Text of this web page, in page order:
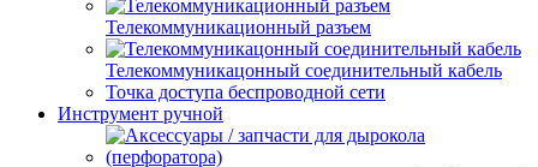
Телекоммуникационный разъем
Телекоммуникацонный соединительный кабель
Точка доступа беспроводной сети
Инструмент ручной